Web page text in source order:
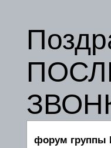
форум группы